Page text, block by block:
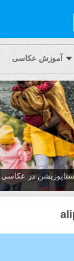
آموزش عکاسی
در عکاسی